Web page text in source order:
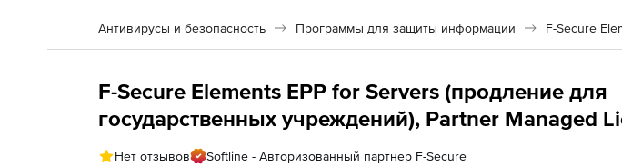
Антивирусы и безопасность Программы для защиты информации F-Secure
F-Secure Elements EPP for Servers (продление для
государственных учреждений), Partner Managed
года. Количество лицензий
Нет отзывов
Softline - Авторизованный партнер F-Secure